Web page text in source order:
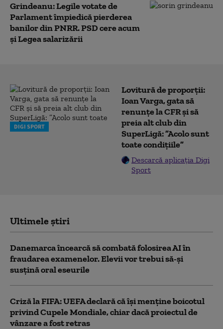
Grindeanu: Legile votate de
Parlament împiedică pierderea
banilor din PNRR. PSD cere acum
și Legea salarizării
DIGI SPORT
Lovitură de proporții:
Ioan Varga, gata să
renunțe la CFR și să
preia alt club din
SuperLigă: ”Acolo sunt
toate condițiile”
Descarcă aplicația Digi
Sport
Ultimele știri
Danemarca încearcă să combată folosirea AI în
fraudarea examenelor. Elevii vor trebui să-şi
susţină oral eseurile
Criză la FIFA: UEFA declară că îşi menţine boicotul
privind Cupele Mondiale, chiar dacă proiectul de
vânzare a fost retras